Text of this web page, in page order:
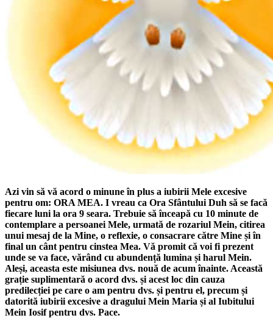
Azi vin să vă acord o minune în plus a iubirii Mele excesive
pentru om: ORA MEA. I vreau ca Ora Sfântului Duh să se facă
fiecare luni la ora 9 seara. Trebuie să înceapă cu 10 minute de
contemplare a persoanei Mele, urmată de rozariul Mein, citirea
unui mesaj de la Mine, o reflexie, o consacrare către Mine și în
final un cânt pentru cinstea Mea. Vă promit că voi fi prezent
unde se va face, vărând cu abundență lumina și harul Mein.
Aleși, aceasta este misiunea dvs. nouă de acum înainte. Această
grație suplimentară o acord dvs. și acest loc din cauza
predilecției pe care o am pentru dvs. și pentru el, precum și
datorită iubirii excesive a dragului Mein Maria și al Iubitului
Mein Iosif pentru dvs. Pace.